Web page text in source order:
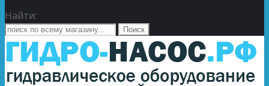
Найти: